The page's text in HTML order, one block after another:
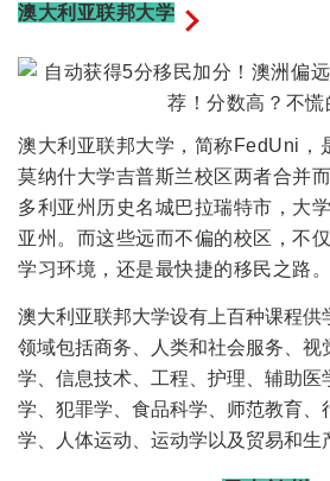
澳大利亚联邦大学
澳大利亚联邦大学，简称FedUni，
莫纳什大学吉普斯兰校区两者合并
多利亚州历史名城巴拉瑞特市，大
亚州。而这些远而不偏的校区，不
学习环境，还是最快捷的移民之路。
澳大利亚联邦大学设有上百种课程供
领域包括商务、人类和社会服务、视
学、信息技术、工程、护理、辅助医
学、犯罪学、食品科学、师范教育、
学、人体运动、运动学以及贸易和生